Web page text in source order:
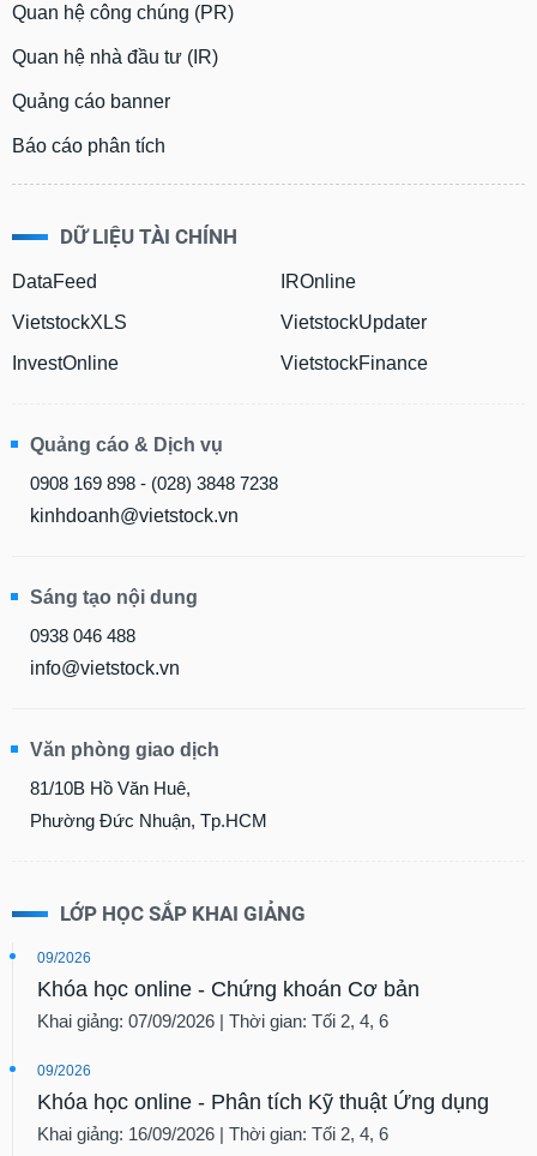
Quan hệ công chúng (PR)
Quan hệ nhà đầu tư (IR)
Quảng cáo banner
Báo cáo phân tích
DỮ LIỆU TÀI CHÍNH
DataFeed
VietstockXLS
InvestOnline
IROnline
VietstockUpdater
VietstockFinance
Quảng cáo & Dịch vụ
0908 169 898 - (028) 3848 7238
kinhdoanh@vietstock.vn
Sáng tạo nội dung
0938 046 488
info@vietstock.vn
Văn phòng giao dịch
81/10B Hồ Văn Huê,
Phường Đức Nhuận, Tp.HCM
LỚP HỌC SẮP KHAI GIẢNG
09/2026
Khóa học online - Chứng khoán Cơ bản
Khai giảng: 07/09/2026 | Thời gian: Tối 2, 4, 6
09/2026
Khóa học online - Phân tích Kỹ thuật Ứng dụng
Khai giảng: 16/09/2026 | Thời gian: Tối 2, 4, 6